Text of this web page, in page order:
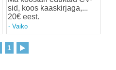
sid, koos kaaskirjaga,...
20€ eest.
- Vaiko
1